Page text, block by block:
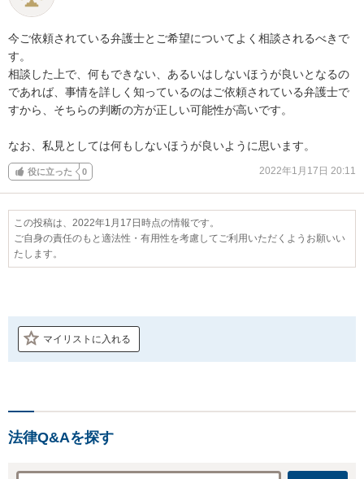
今ご依頼されている弁護士とご希望についてよく相談されるべきで
す。
相談した上で、何もできない、あるいはしないほうが良いとなるの
であれば、事情を詳しく知っているのはご依頼されている弁護士で
すから、そちらの判断の方が正しい可能性が高いです。
なお、私見としては何もしないほうが良いように思います。
役に立った 0 2022年1月17日 20:11
この投稿は、2022年1月17日時点の情報です。
ご自身の責任のもと適法性・有用性を考慮してご利用いただくようお願いい
たします。
マイリストに入れる
法律Q&Aを探す